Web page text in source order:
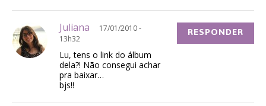
Juliana
17/01/2010 -
13h32
Lu, tens o link do álbum
dela?! Não consegui achar
pra baixar…
bjs!!
RESPONDER